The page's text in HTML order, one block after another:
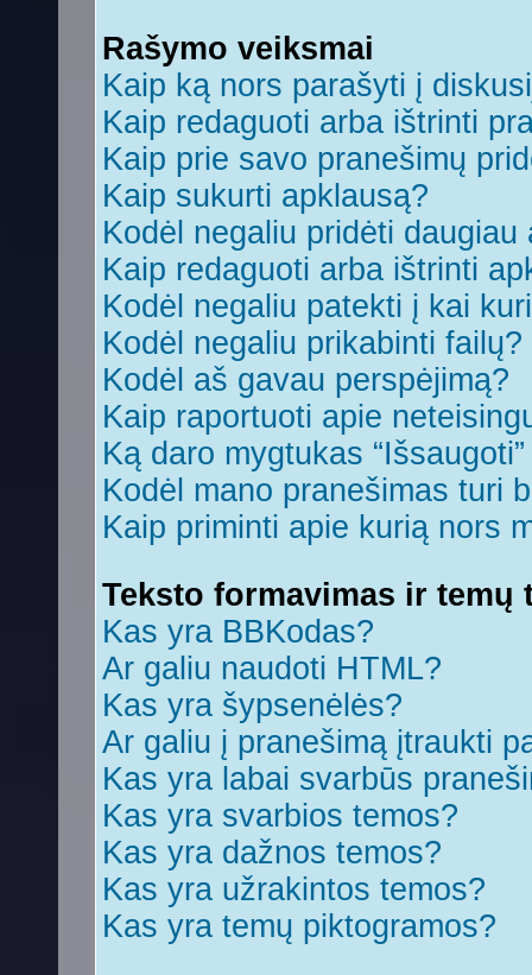
Rašymo veiksmai
Kaip ką nors parašyti į
Kaip redaguoti arba ištrinti
Kaip prie savo pranešimų
Kaip sukurti apklausą?
Kodėl negaliu pridėti
Kaip redaguoti arba ištrinti
Kodėl negaliu patekti į kai
Kodėl negaliu prikabinti failų?
Kodėl aš gavau perspėjimą?
Kaip raportuoti apie
Ką daro mygtukas
Kodėl mano pranešimas turi
Kaip priminti apie kurią nors
Teksto formavimas ir temų
Kas yra BBKodas?
Ar galiu naudoti HTML?
Kas yra šypsenėlės?
Ar galiu į pranešimą įtraukti
Kas yra labai svarbūs
Kas yra svarbios temos?
Kas yra dažnos temos?
Kas yra užrakintos temos?
Kas yra temų piktogramos?